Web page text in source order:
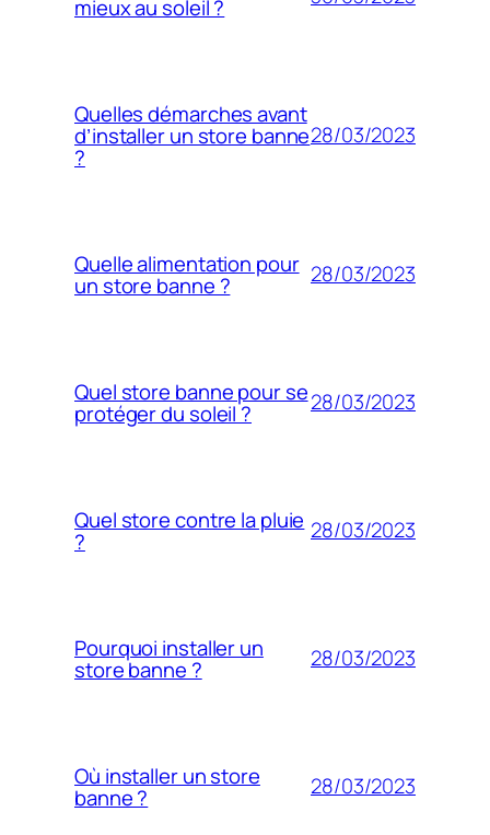
mieux au soleil ?
Quelles démarches avant
d’installer un store banne
?
28/03/2023
Quelle alimentation pour
un store banne ? 28/03/2023
Quel store banne pour se
protéger du soleil ? 28/03/2023
Quel store contre la pluie
? 28/03/2023
Pourquoi installer un
store banne ? 28/03/2023
Où installer un store
banne ? 28/03/2023